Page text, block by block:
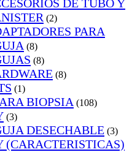
DE TUBO Y
(2)
PARA
(8)
(8)
(8)
(1)
BIOPSIA (108)
(3)
DESECHABLE (3)
(CARACTERISTICAS)